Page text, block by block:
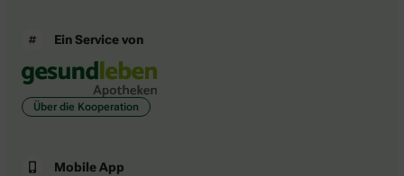
Ein Service von
Über die Kooperation
Mobile App